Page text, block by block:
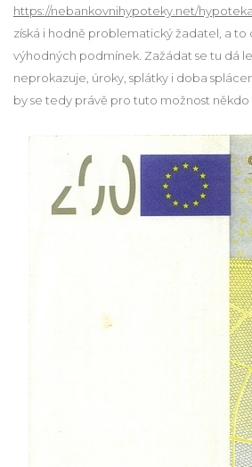
https://nebankovnihypoteky.net/
získá i hodně problematický žadatel, a
výhodných podmínek. Zažádat se tu dá
neprokazuje, úroky, splátky i doba
by se tedy právě pro tuto možnost někdo